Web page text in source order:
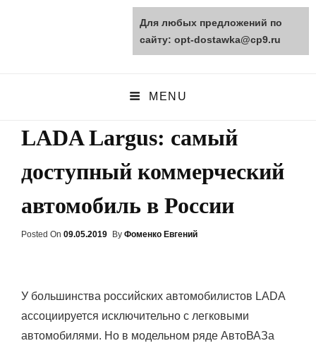
opt-dostawka.ru
MENU
LADA Largus: самый
доступный коммерческий
автомобиль в России
Posted On Posted
09.05.2019 By Фоменко Евгений
У большинства российских автомобилистов LADA
ассоциируется исключительно с легковыми
автомобилями. Но в модельном ряде АвтоВАЗа
Для любых предложений по
сайту: opt-dostawka@cp9.ru